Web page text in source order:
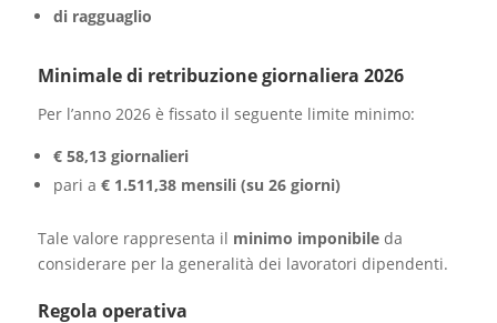
di ragguaglio
Minimale di retribuzione giornaliera 2026
Per l’anno 2026 è fissato il seguente limite minimo:
€ 58,13 giornalieri
pari a € 1.511,38 mensili (su 26 giorni)
Tale valore rappresenta il minimo imponibileda
considerare per la generalità dei lavoratori dipendenti.
Regola operativa